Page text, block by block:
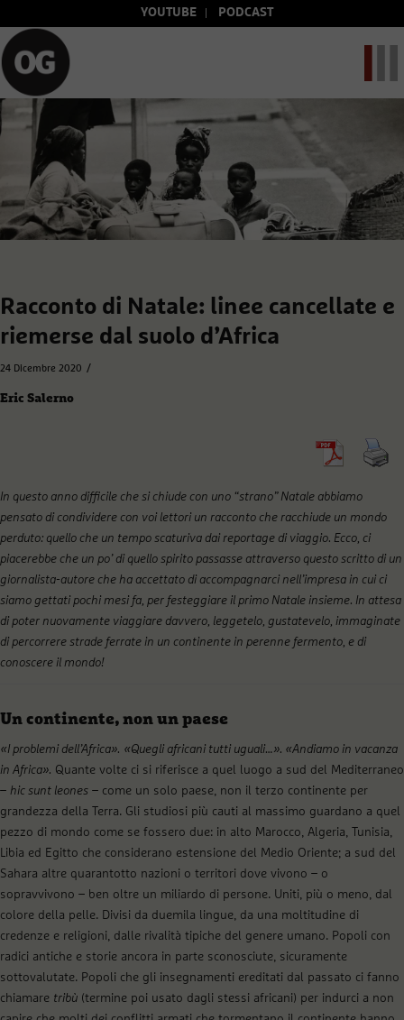
YOUTUBE PODCAST
Racconto di Natale: linee cancellate e
riemerse dal suolo d’Africa
24 Dicembre 2020 /
Eric Salerno
In questo anno difficile che si chiude con uno “strano” Natale abbiamo
pensato di condividere con voi lettori un racconto che racchiude un mondo
perduto: quello che un tempo scaturiva dai reportage di viaggio. Ecco, ci
piacerebbe che un po’ di quello spirito passasse attraverso questo scritto di un
giornalista-autore che ha accettato di accompagnarci nell’impresa in cui ci
siamo gettati pochi mesi fa, per festeggiare il primo Natale insieme. In attesa
di poter nuovamente viaggiare davvero, leggetelo, gustatevelo, immaginate
di percorrere strade ferrate in un continente in perenne fermento, e di
conoscere il mondo!
Un continente, non un paese
«I problemi dellAfrica». «Quegli africani tutti uguali…». «Andiamo in vacanza
in Africa». Quante volte ci si riferisce a quel luogo a sud del Mediterraneo
– hic sunt leones – come un solo paese, non il terzo continente per
grandezza della Terra. Gli studiosi più cauti al massimo guardano a quel
pezzo di mondo come se fossero due: in alto Marocco, Algeria, Tunisia,
Libia ed Egitto che considerano estensione del Medio Oriente; a sud del
Sahara altre quarantotto nazioni o territori dove vivono – o
sopravvivono – ben oltre un miliardo di persone. Uniti, più o meno, dal
colore della pelle. Divisi da duemila lingue, da una moltitudine di
credenze e religioni, dalle rivalità tipiche del genere umano. Popoli con
radici antiche e storie ancora in parte sconosciute, sicuramente
sottovalutate. Popoli che gli insegnamenti ereditati dal passato ci fanno
chiamare tribù (termine poi usato dagli stessi africani) per indurci a non